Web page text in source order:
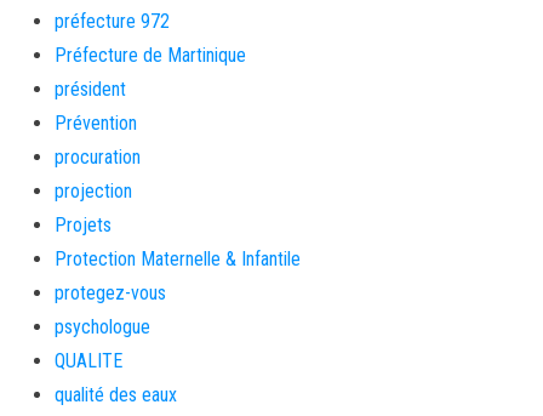
préfecture 972
Préfecture de Martinique
président
Prévention
procuration
projection
Projets
Protection Maternelle & Infantile
protegez-vous
psychologue
QUALITE
qualité des eaux